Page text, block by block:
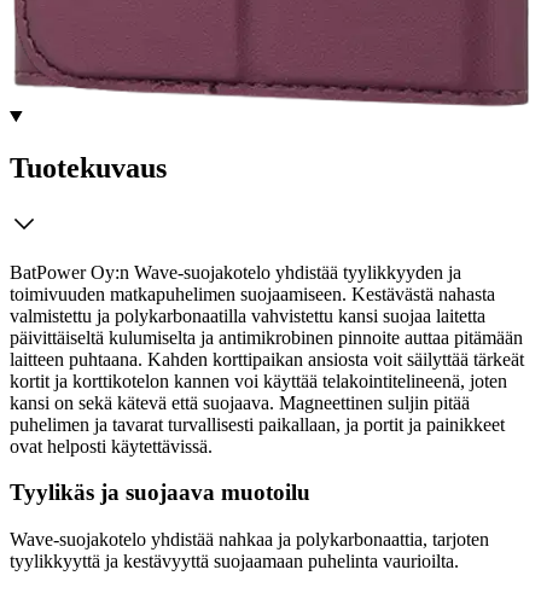
RFID-suojaus parantaa turvallisuutta
Käännettävä muotoilu ja teline, monipuoliseen käyttöön
Tuotekuvaus
BatPower Oy:n Wave-suojakotelo yhdistää tyylikkyyden ja
toimivuuden matkapuhelimen suojaamiseen. Kestävästä nahasta
valmistettu ja polykarbonaatilla vahvistettu kansi suojaa laitetta
päivittäiseltä kulumiselta ja antimikrobinen pinnoite auttaa pitämään
laitteen puhtaana. Kahden korttipaikan ansiosta voit säilyttää tärkeät
kortit ja korttikotelon kannen voi käyttää telakointitelineenä, joten
kansi on sekä kätevä että suojaava. Magneettinen suljin pitää
puhelimen ja tavarat turvallisesti paikallaan, ja portit ja painikkeet
ovat helposti käytettävissä.
Tyylikäs ja suojaava muotoilu
Wave-suojakotelo yhdistää nahkaa ja polykarbonaattia, tarjoten
tyylikkyyttä ja kestävyyttä suojaamaan puhelinta vaurioilta.